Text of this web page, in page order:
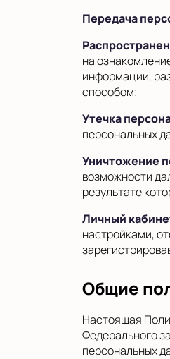
Передача
на
информации,
способом;
Утечка
персональных
Уничтожение
возможности
результате
Личный
настройками,
Общие
Настоящая
Федерального
персональных